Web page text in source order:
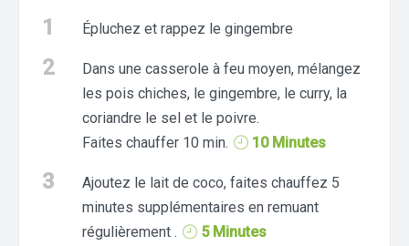
1 Épluchez et rappez le gingembre
2
Dans une casserole à feu moyen, mélangez
les pois chiches, le gingembre, le curry, la
coriandre le sel et le poivre.
Faites chauffer 10 min.
10 Minutes
3
Ajoutez le lait de coco, faites chauffez 5
minutes supplémentaires en remuant
régulièrement .
5 Minutes